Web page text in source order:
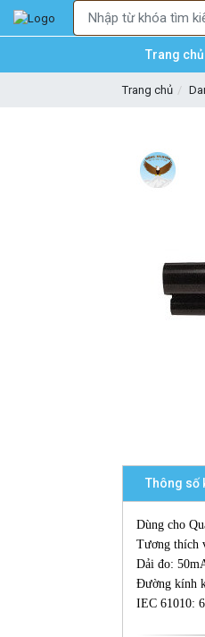
Trang chủ
Trang chủ
Thông số
Dùng cho
Tương thích
Dải đo:
Đường kính
IEC 61010: